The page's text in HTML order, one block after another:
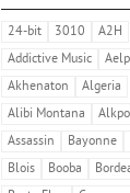
24-bit 3010
A2H
Addictive Music
Akhenaton
Algeria
Alibi Montana
Assassin
Bayonne
Blois
Booba